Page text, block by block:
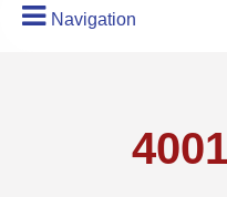
Navigation